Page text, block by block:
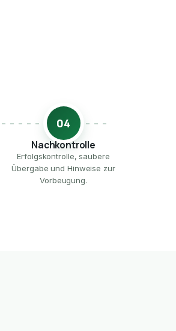
04
Nachkontrolle
Erfolgskontrolle, saubere
Übergabe und Hinweise zur
Vorbeugung.